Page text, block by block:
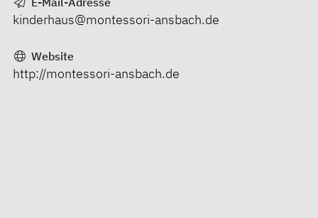
kinderhaus@montessori-ansbach.de
Website
http://montessori-ansbach.de